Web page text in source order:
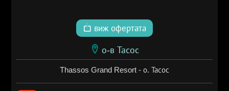
виж офертата
о-в Тасос
Thassos Grand Resort - о. Тасос